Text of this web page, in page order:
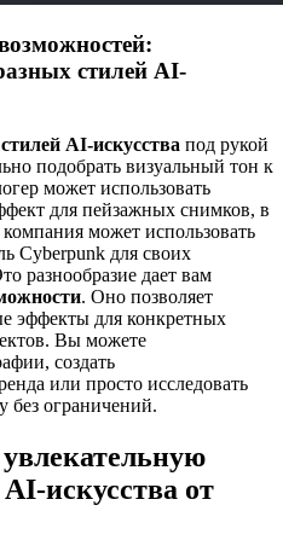
стилей AI-
стилей AI-искусства под рукой
подобрать визуальный тон к
может использовать
для пейзажных снимков, в
может использовать
Cyberpunk для своих
разнообразие дает вам
. Оно позволяет
эффекты для конкретных
Вы можете
создать
или просто исследовать
без ограничений.
искусства от